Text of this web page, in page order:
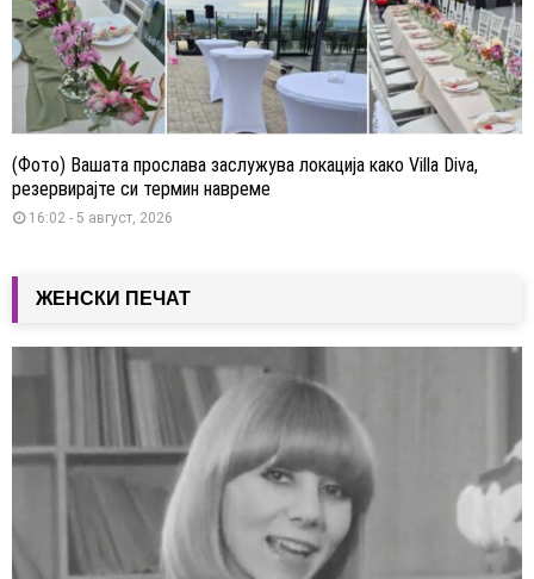
(Фото) Вашата прослава заслужува локација како Villa Diva,
резервирајте си термин навреме
16:02 - 5 август, 2026
ЖЕНСКИ ПЕЧАТ